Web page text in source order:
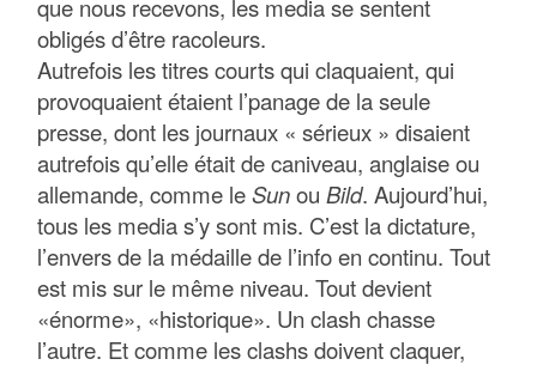
que nous recevons, les media se sentent
obligés d’être racoleurs.
Autrefois les titres courts qui claquaient, qui
provoquaient étaient l’panage de la seule
presse, dont les journaux « sérieux » disaient
autrefois qu’elle était de caniveau, anglaise ou
allemande, comme leSunouBild. Aujourd’hui,
tous les media s’y sont mis. C’est la dictature,
l’envers de la médaille de l’info en continu. Tout
est mis sur le même niveau. Tout devient
«énorme», «historique». Un clash chasse
l’autre. Et comme les clashs doivent claquer,